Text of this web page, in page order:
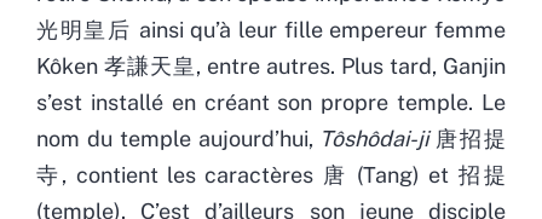
光明皇后 ainsi qu’à leur fille empereur femme
Kôken 孝謙天皇, entre autres. Plus tard, Ganjin
s’est installé en créant son propre temple. Le
nom du temple aujourd’hui, Tôshôdai-ji唐招提
寺, contient les caractères 唐 (Tang) et 招提
(temple). C’est d’ailleurs son jeune disciple